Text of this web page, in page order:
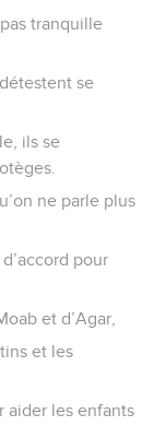
tranquille
se
ils se
ne parle plus
pour
et d’Agar,
et les
aider les enfants